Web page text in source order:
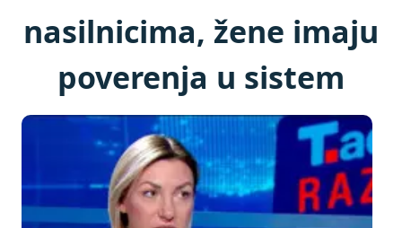
nasilnicima, žene imaju
poverenja u sistem